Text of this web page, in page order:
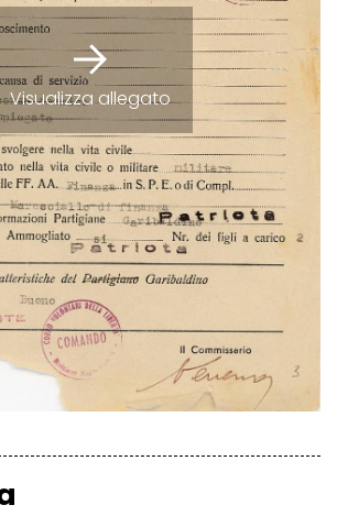
Visualizza allegato